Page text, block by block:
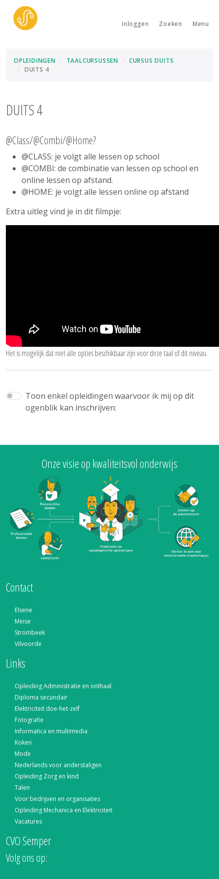
Inloggen Zoeken Menu
OPLEIDINGEN TAALCURSUSSEN
CURSUS DUITS
DUITS 4
DUITS 4
@Class/@Combi/@Home?
@CLASS: je volgt alle lessen op school
@COMBI: de combinatie van lessen op school en
online lessen op afstand.
@HOME: je volgt alle lessen online op afstand
Extra uitleg vind je in dit filmpje:
Het is mogelijk dat niet alle opties beschikbaar zijn voor deze taal of dit niveau.
Toon enkel opleidingen waarvoor ik mij op dit
ogenblik kan inschrijven:
Onze visie op kwaliteitsvol onderwijs
Contact
Elsene
Meise
Strombeek
Vilvoorde
Links
Opleiding Administratie en onthaal
Diploma secundair
Elektriciteit doe-het-zelf
Fotografie
Informatica en multimedia
Koken
Mode
Nederlands voor anderstaligen
Opleiding Zorg en kind
Talen
Voor bedrijven en organisaties
Opleiding Mechanica en Elektriciteit
Vacatures
CVO Semper
Volg ons op: